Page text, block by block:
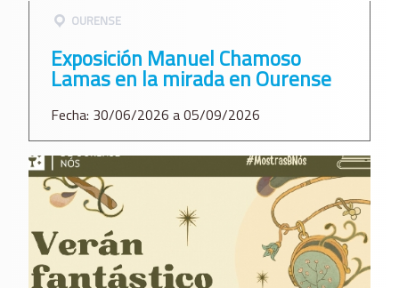
OURENSE
Exposición Manuel Chamoso
Lamas en la mirada en Ourense
Fecha: 30/06/2026 a 05/09/2026